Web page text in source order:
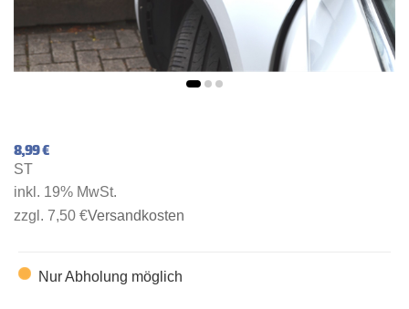
8,99 €
ST
inkl. 19% MwSt.
zzgl. 7,50 €Versandkosten
Nur Abholung möglich